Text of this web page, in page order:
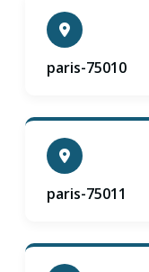
paris-75010
paris-75011